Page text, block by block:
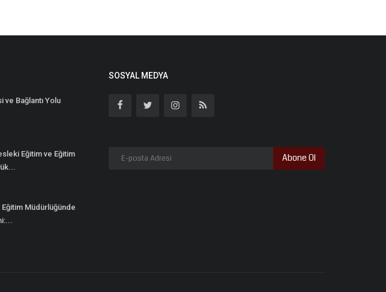
ve Bağlantı Yolu
Eğitim ve Eğitim
Eğitim Müdürlüğünde
SOSYAL MEDYA
Abone Ol